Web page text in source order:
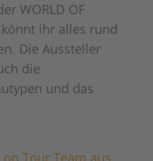
WORLD OF
könnt ihr alles rund
Die Aussteller
die
und das